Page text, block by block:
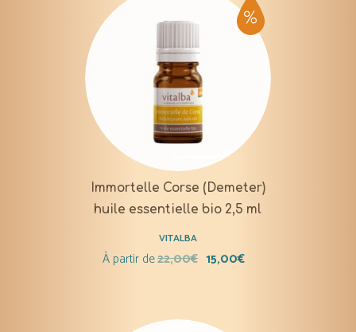
Immortelle Corse (Demeter)
huile essentielle bio 2,5 ml
VITALBA
À partir de22,00€ 15,00€